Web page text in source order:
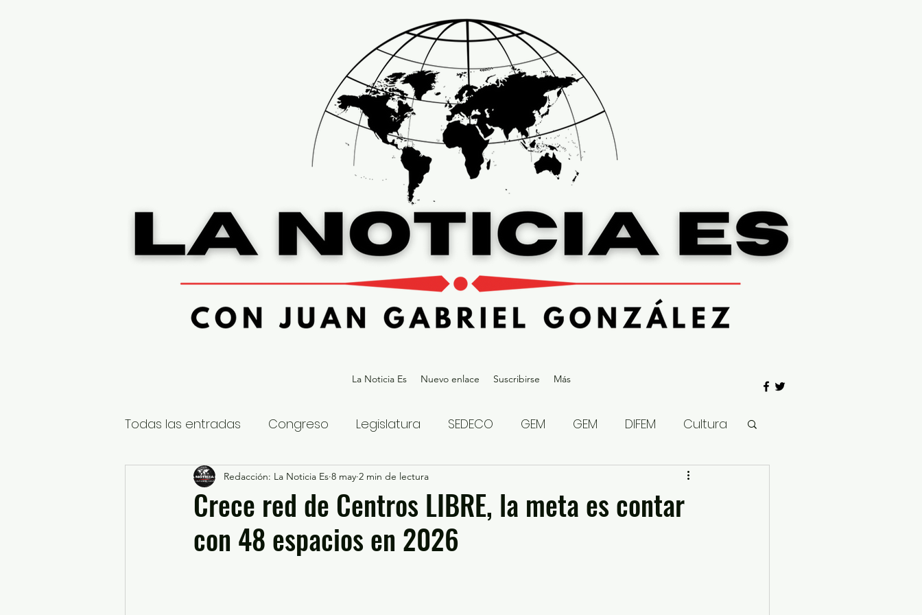
La Noticia Es Nuevo enlace Suscribirse Más
Todas las entradas Congreso Legislatura SEDECO GEM GEM DIFEM Cultura
Nacional Estatal Gubernatura Edoméx 2023
Educación y Cultura Seguridad y Justicia Denuncia Ciudadana
Crece red de Centros LIBRE, la meta es contar
con 48 espacios en 2026
Redacción: La Noticia Es 8 may 2 min de lectura